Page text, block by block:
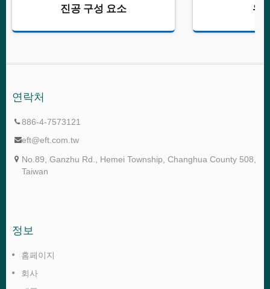
진공 구성 요소 위
연락처
886-4-7573121
eft@eft.com.tw
No.89, Ganzhu Rd., Hemei Township, Changhua County 508,
Taiwan
정보
홈페이지
회사